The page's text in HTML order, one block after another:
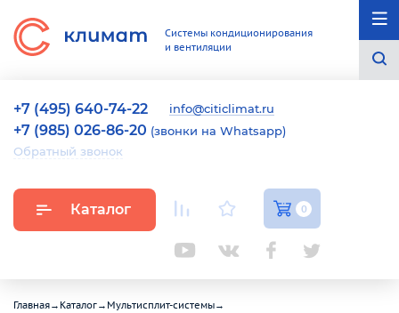
Системы кондиционирования
и вентиляции
+7 (495) 640-74-22 info@citiclimat.ru
+7 (985) 026-86-20 (звонки на Whatsapp)
Обратный звонок
Каталог 0
Главная→ Каталог→ Мультисплит-системы→